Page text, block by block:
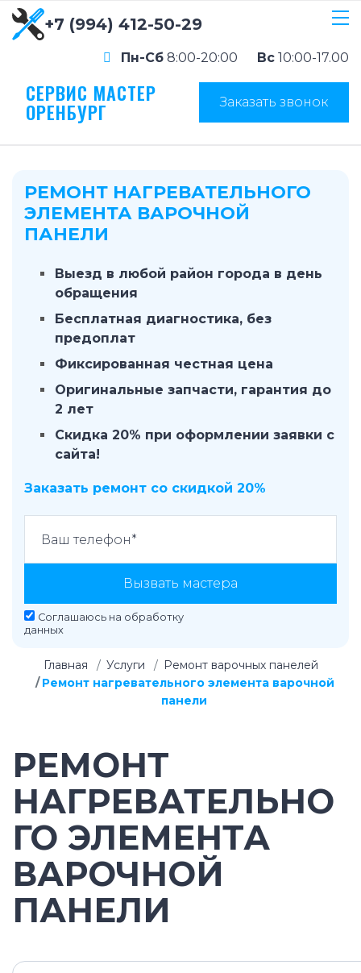
+7 (994) 412-50-29
Пн-Сб 8:00-20:00 Вс 10:00-17.00
СЕРВИС МАСТЕР
ОРЕНБУРГ Заказать звонок
РЕМОНТ НАГРЕВАТЕЛЬНОГО
ЭЛЕМЕНТА ВАРОЧНОЙ
ПАНЕЛИ
Выезд в любой район города в день
обращения
Бесплатная диагностика, без
предоплат
Фиксированная честная цена
Оригинальные запчасти, гарантия до
2 лет
Скидка 20% при оформлении заявки с
сайта!
Заказать ремонт со скидкой 20%
Вызвать мастера
Соглашаюсь на обработку
данных
Главная Услуги
Ремонт варочных панелей
Ремонт нагревательного элемента варочной
панели
РЕМОНТ
НАГРЕВАТЕЛЬНО
ГО ЭЛЕМЕНТА
ВАРОЧНОЙ
ПАНЕЛИ